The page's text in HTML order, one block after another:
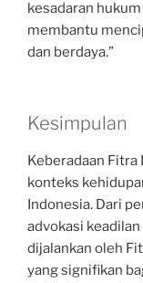
kesadaran
membantu
dan berdaya.”
Kesimpulan
Keberadaan
konteks
Indonesia. Dari
advokasi
dijalankan oleh
yang signifikan